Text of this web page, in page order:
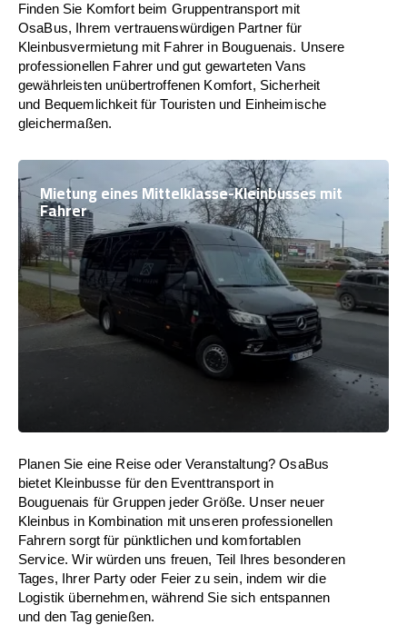
Finden Sie Komfort beim Gruppentransport mit
OsaBus, Ihrem vertrauenswürdigen Partner für
Kleinbusvermietung mit Fahrer in Bouguenais. Unsere
professionellen Fahrer und gut gewarteten Vans
gewährleisten unübertroffenen Komfort, Sicherheit
und Bequemlichkeit für Touristen und Einheimische
gleichermaßen.
Mietung eines Mittelklasse-Kleinbusses mit
Fahrer
Planen Sie eine Reise oder Veranstaltung? OsaBus
bietet Kleinbusse für den Eventtransport in
Bouguenais für Gruppen jeder Größe. Unser neuer
Kleinbus in Kombination mit unseren professionellen
Fahrern sorgt für pünktlichen und komfortablen
Service. Wir würden uns freuen, Teil Ihres besonderen
Tages, Ihrer Party oder Feier zu sein, indem wir die
Logistik übernehmen, während Sie sich entspannen
und den Tag genießen.